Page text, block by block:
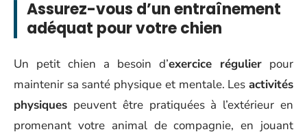
Assurez-vous d’un entraînement
adéquat pour votre chien
Un petit chien a besoin d’exercice régulier pour
maintenir sa santé physique et mentale. Les activités
physiques peuvent être pratiquées à l’extérieur en
promenant votre animal de compagnie, en jouant